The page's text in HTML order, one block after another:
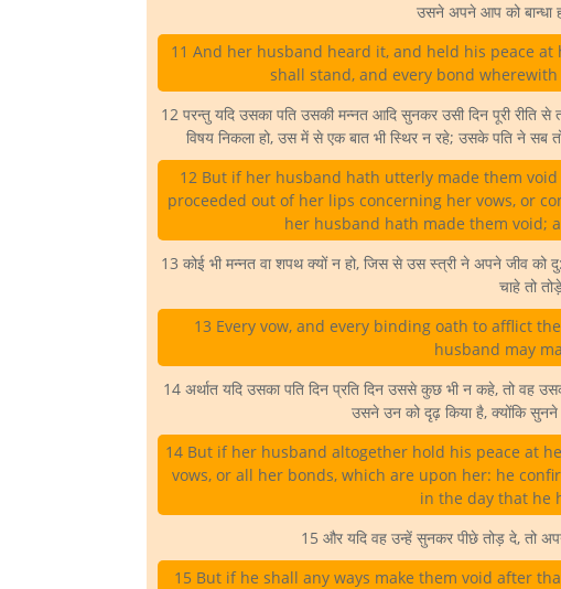
उसने अपने आप को बान्धा
11 And her husband heard it, and held his peace
shall stand, and every bond
12 परन्तु यदि उसका पति उसकी मन्नत आदि सुनकर उसी दिन पूरी
विषय निकला हो, उस में से एक बात भी स्थिर न रहे; उसके पति ने सब
12 But if her husband hath utterly made them
proceeded out of her lips concerning her vows, or
her husband hath made them void;
13 कोई भी मन्नत वा शपथ क्यों न हो, जिस से उस स्त्री ने अपने जीव को
चाहे तो
13 Every vow, and every binding oath to afflict
husband may
14 अर्थात यदि उसका पति दिन प्रति दिन उससे कुछ भी न कहे, तो वह
उसने उन को दृढ़ किया है, क्योंकि
14 But if her husband altogether hold his peace at
vows, or all her bonds, which are upon her: he
in the day that he
15 और यदि वह उन्हें सुनकर पीछे तोड़ दे, तो
15 But if he shall any ways make them void after